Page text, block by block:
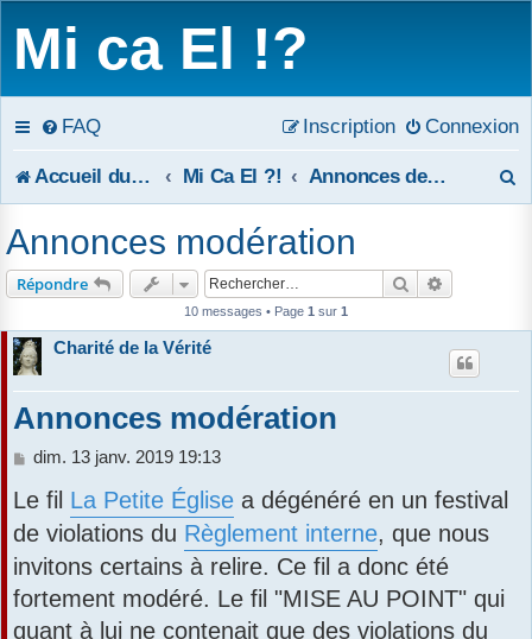
Mi ca El !?
FAQ Connexion
Inscription
Accueil du forum Mi Ca El ?! Annonces de la modération
r
Annonces modération
Répondre Rechercher
10 messages • Page 1 sur 1
Charité de la Vérité
Annonces modération
M
s
a
g
dim. 13 janv. 2019 19:13
Le fil La Petite Église a dégénéré en un festival
de violations du Règlement interne, que nous
invitons certains à relire. Ce fil a donc été
fortement modéré. Le fil "MISE AU POINT" qui
quant à lui ne contenait que des violations du